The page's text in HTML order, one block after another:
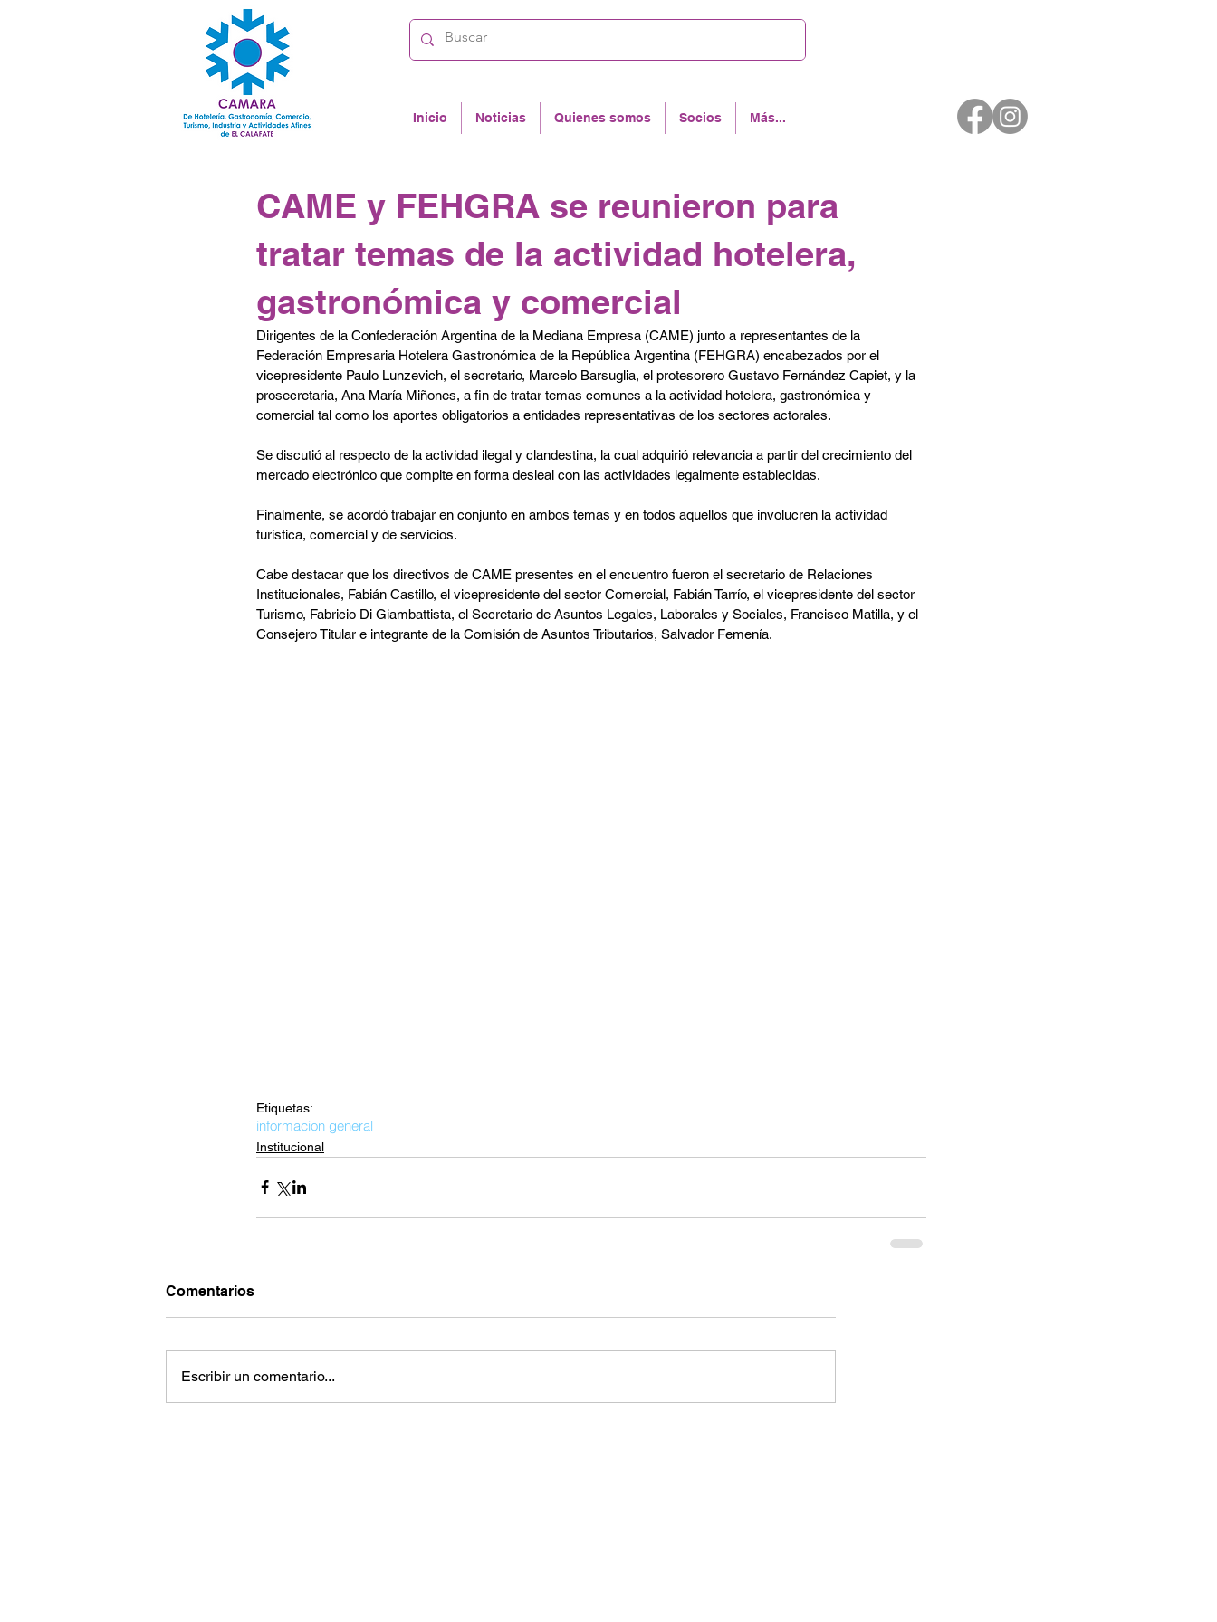
Inicio Noticias Quienes somos Socios Más...
CAME y FEHGRA se reunieron para
tratar temas de la actividad hotelera,
gastronómica y comercial
Dirigentes de la Confederación Argentina de la Mediana Empresa (CAME) junto a representantes de la
Federación Empresaria Hotelera Gastronómica de la República Argentina (FEHGRA) encabezados por el
vicepresidente Paulo Lunzevich, el secretario, Marcelo Barsuglia, el protesorero Gustavo Fernández Capiet, y la
prosecretaria, Ana María Miñones, a fin de tratar temas comunes a la actividad hotelera, gastronómica y
comercial tal como los aportes obligatorios a entidades representativas de los sectores actorales.
Se discutió al respecto de la actividad ilegal y clandestina, la cual adquirió relevancia a partir del crecimiento del
mercado electrónico que compite en forma desleal con las actividades legalmente establecidas.
Finalmente, se acordó trabajar en conjunto en ambos temas y en todos aquellos que involucren la actividad
turística, comercial y de servicios.
Cabe destacar que los directivos de CAME presentes en el encuentro fueron el secretario de Relaciones
Institucionales, Fabián Castillo, el vicepresidente del sector Comercial, Fabián Tarrío, el vicepresidente del sector
Turismo, Fabricio Di Giambattista, el Secretario de Asuntos Legales, Laborales y Sociales, Francisco Matilla, y el
Consejero Titular e integrante de la Comisión de Asuntos Tributarios, Salvador Femenía.
Etiquetas:
informacion general
Institucional
Comentarios
Escribir un comentario...